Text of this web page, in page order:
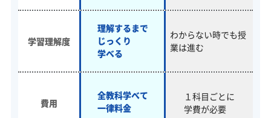
学習理解度
理解するまで
じっくり
学べる
わからない時でも授
業は進む
費用
全教科学べて
一律料金
１科目ごとに
学費が必要